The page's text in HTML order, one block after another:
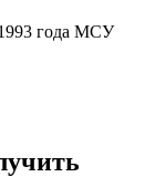
года МСУ